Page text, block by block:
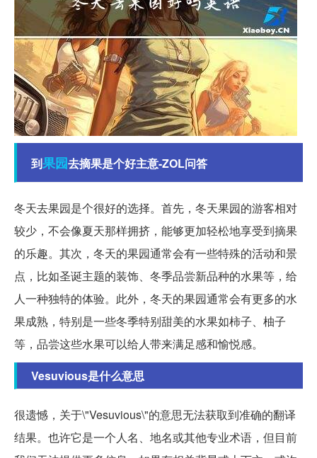
到果园去摘果是个好主意-ZOL问答
冬天去果园是个很好的选择。首先，冬天果园的游客相对
较少，不会像夏天那样拥挤，能够更加轻松地享受到摘果
的乐趣。其次，冬天的果园通常会有一些特殊的活动和景
点，比如圣诞主题的装饰、冬季品尝新品种的水果等，给
人一种独特的体验。此外，冬天的果园通常会有更多的水
果成熟，特别是一些冬季特别甜美的水果如柿子、柚子
等，品尝这些水果可以给人带来满足感和愉悦感。
Vesuvious是什么意思
很遗憾，关于\"Vesuvious\"的意思无法获取到准确的翻译
结果。也许它是一个人名、地名或其他专业术语，但目前